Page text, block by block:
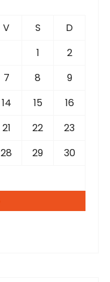
V S
D
1
2
7 8
9
14 15
16
21 22
23
28 29
30